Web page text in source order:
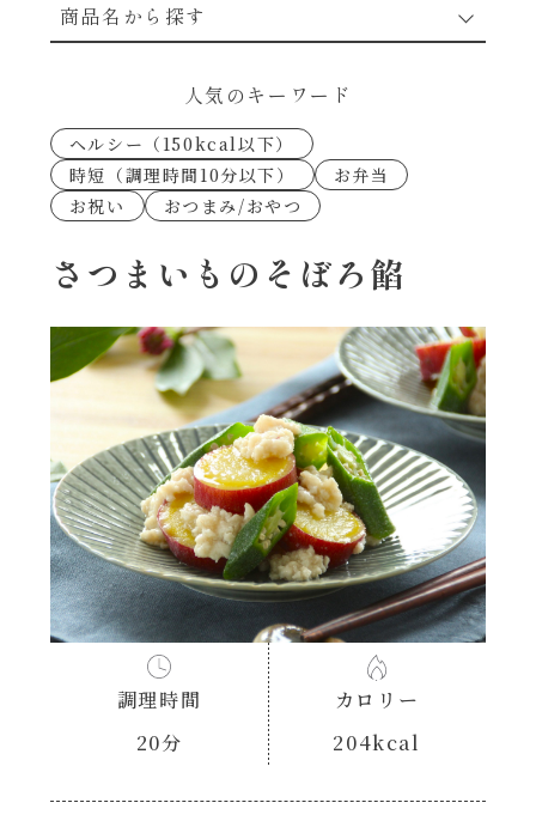
穀物類のレシピ
果実のレシピ
なんでも南蛮
考えるな、二代目で炒めろ！～○○の炒め物
朝シャン（パン派）
ヘルシー（150kcal以下）
時短（調理時間10分以下）
お弁当
おつまみ/おやつ
主菜
商品名から探す
あえるハコネーゼトマトバジル
あえるハコネーゼ高菜
あえるハコネーゼミートソース
あえるハコネーゼ明太子
あえるハコネーゼナポリタン
あえるハコネーゼジェノベーゼ
あえるハコネーゼペペロンチーノ
あえるハコネーゼたらこクリーム
シャンタンシリーズ
人気のキーワード
ヘルシー（150kcal以下）
時短（調理時間10分以下）
お弁当
お祝い
おつまみ/おやつ
さつまいものそぼろ餡
調理時間
20分
カロリー
204kcal